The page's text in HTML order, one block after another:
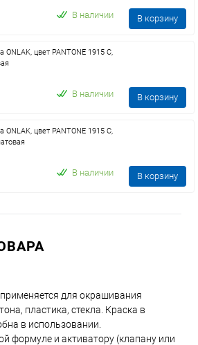
В наличии В корзину
ONLAK, цвет PANTONE 1915 C,
В наличии В корзину
ONLAK, цвет PANTONE 1915 C,
В наличии В корзину
для окрашивания
пластика, стекла. Краска в
в использовании.
формуле и активатору (клапану или